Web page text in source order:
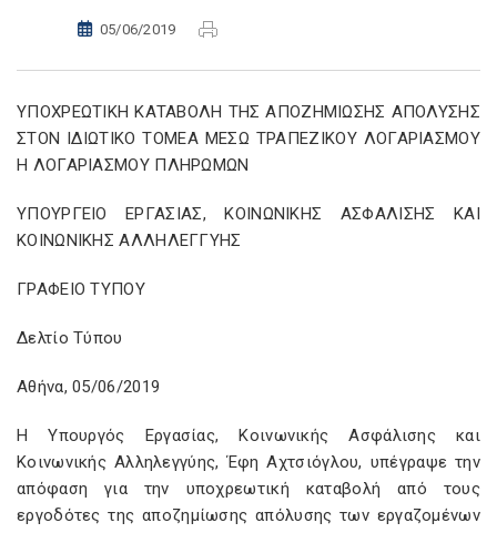
05/06/2019
YΠΟΧΡΕΩΤΙΚΗ ΚΑΤΑΒΟΛΗ ΤΗΣ ΑΠΟΖΗΜΙΩΣΗΣ ΑΠΟΛΥΣΗΣ
ΣΤΟΝ ΙΔΙΩΤΙΚΟ ΤΟΜΕΑ ΜΕΣΩ ΤΡΑΠΕΖΙΚΟΥ ΛΟΓΑΡΙΑΣΜΟΥ
Η ΛΟΓΑΡΙΑΣΜΟΥ ΠΛΗΡΩΜΩΝ
ΥΠΟΥΡΓΕΙΟ EΡΓΑΣΙΑΣ, ΚΟΙΝΩΝΙΚΗΣ ΑΣΦΑΛΙΣΗΣ ΚΑΙ
ΚΟΙΝΩΝΙΚΗΣ ΑΛΛΗΛΕΓΓΥΗΣ
ΓΡΑΦΕΙΟ ΤΥΠΟΥ
Δελτίο Τύπου
Αθήνα, 05/06/2019
Η Υπουργός Εργασίας, Κοινωνικής Ασφάλισης και
Κοινωνικής Αλληλεγγύης, Έφη Αχτσιόγλου, υπέγραψε την
απόφαση για την υποχρεωτική καταβολή από τους
εργοδότες της αποζημίωσης απόλυσης των εργαζομένων